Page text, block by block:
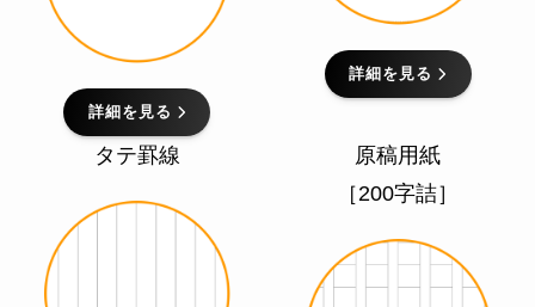
詳細を見る
詳細を見る
タテ罫線
原稿用紙
［200字詰］